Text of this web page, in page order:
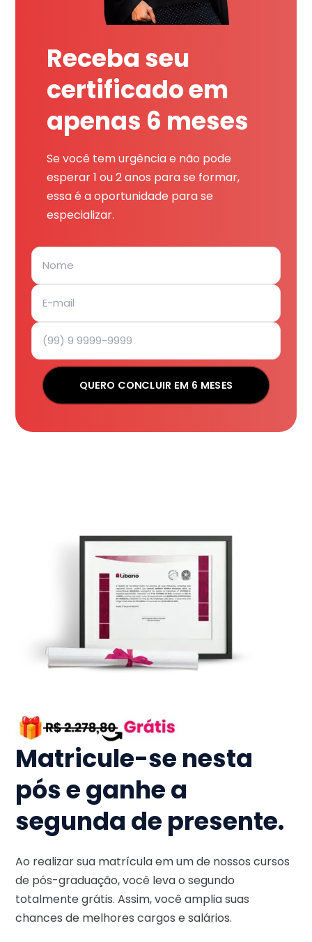
Receba seu
certificado em
apenas 6 meses
Se você tem urgência e não pode
esperar 1 ou 2 anos para se formar,
essa é a oportunidade para se
especializar.
QUERO CONCLUIR EM 6 MESES
Matricule-se nesta
pós e ganhe a
segunda de presente.
Ao realizar sua matrícula em um de nossos cursos
de pós-graduação, você leva o segundo
totalmente grátis. Assim, você amplia suas
chances de melhores cargos e salários.